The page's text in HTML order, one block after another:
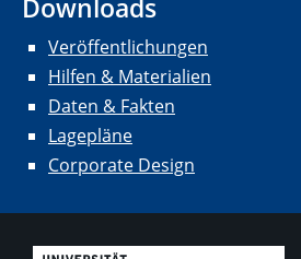
Downloads
Veröffentlichungen
Hilfen & Materialien
Daten & Fakten
Lagepläne
Corporate Design